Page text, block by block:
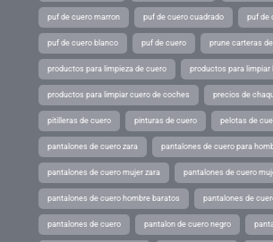
puf de cuero marron puf de cuero cuadrado puf de
puf de cuero blanco puf de cuero prune carteras
productos para limpieza de cuero productos para limpiar
productos para limpiar cuero de coches precios de
pitilleras de cuero pinturas de cuero pelotas de
pantalones de cuero zara pantalones de cuero para
pantalones de cuero mujer zara pantalones de cuero
pantalones de cuero hombre baratos pantalones de
pantalones de cuero pantalon de cuero negro